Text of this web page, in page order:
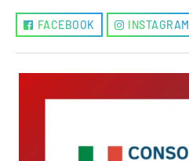
FACEBOOK INSTAGRAM